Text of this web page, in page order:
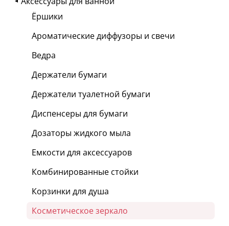
Ёршики
Ароматические диффузоры и свечи
Ведра
Держатели бумаги
Держатели туалетной бумаги
Диспенсеры для бумаги
Дозаторы жидкого мыла
Емкости для аксессуаров
Комбинированные стойки
Корзинки для душа
Косметическое зеркало